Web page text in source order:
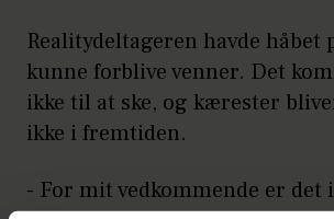
Realitydeltageren havde håbet
kunne forblive venner. Det
ikke til at ske, og kærester
ikke i fremtiden.
- For mit vedkommende er det